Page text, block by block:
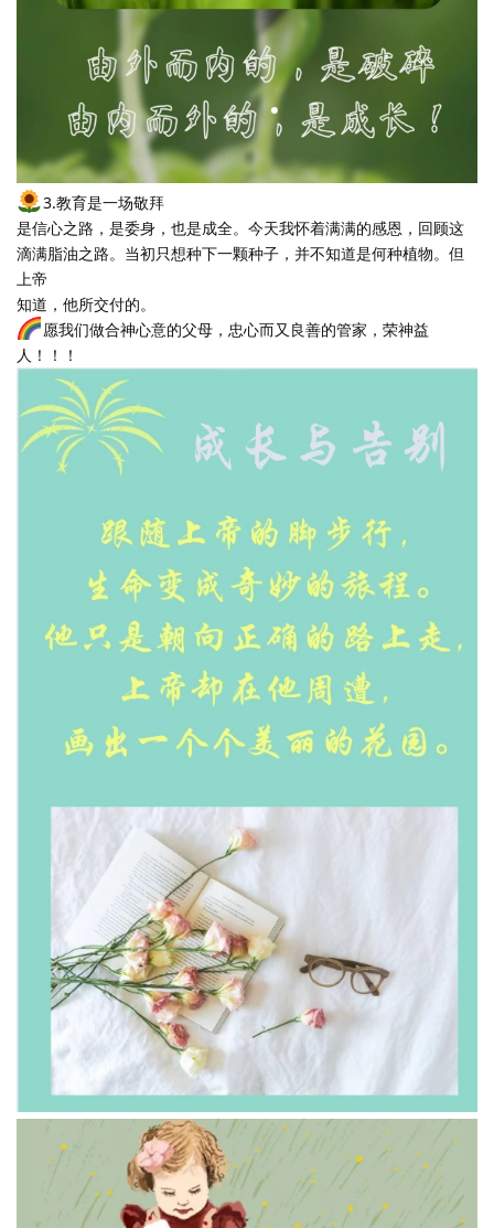
3.教育是一场敬拜
是信心之路，是委身，也是成全。今天我怀着满满的感恩，回顾这
滴满脂油之路。当初只想种下一颗种子，并不知道是何种植物。但
上帝
知道，他所交付的。
愿我们做合神心意的父母，忠心而又良善的管家，荣神益
人！！！